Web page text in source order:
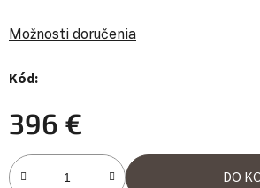
Možnosti doručenia
Kód:
396 €
Jednotková cena:
DO